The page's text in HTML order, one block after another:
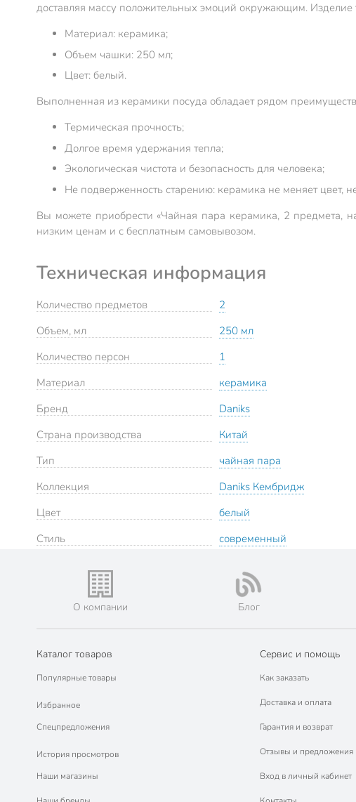
доставляя массу положительных эмоций окружающим.
Материал: керамика;
Объем чашки: 250 мл;
Цвет: белый.
Выполненная из керамики посуда обладает рядом
Термическая прочность;
Долгое время удержания тепла;
Экологическая чистота и безопасность для человека;
Не подверженность старению: керамика не меняет цвет,
Вы можете приобрести «Чайная пара керамика, 2 предмета,
низким ценам и с бесплатным самовывозом.
Техническая информация
Количество предметов
2
Объем, мл
250 мл
Количество персон
1
Материал
керамика
Бренд
Daniks
Страна производства
Китай
Тип
чайная пара
Коллекция
Daniks Кембридж
Цвет
белый
Стиль
современный
О компании Блог
Каталог товаров
Популярные товары
Избранное
Спецпредложения
История просмотров
Наши магазины
Сервис и помощь
Как заказать
Доставка и оплата
Гарантия и возврат
Отзывы и предложения
Вход в личный кабинет